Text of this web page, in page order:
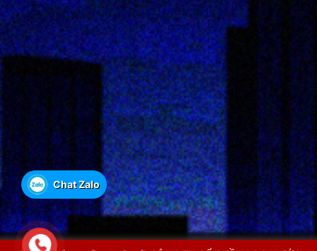
MÁY LỌC NƯỚC KAROFI ERO
Chi phí khoảng 193 đồng/lít
Chat Zalo